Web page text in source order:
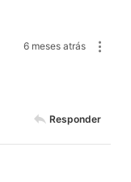
6 meses atrás
Responder